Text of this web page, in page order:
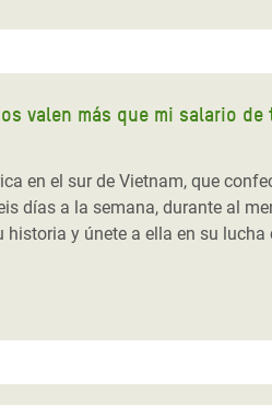
valen más que mi salario de
en el sur de Vietnam, que
días a la semana, durante al
historia y únete a ella en su